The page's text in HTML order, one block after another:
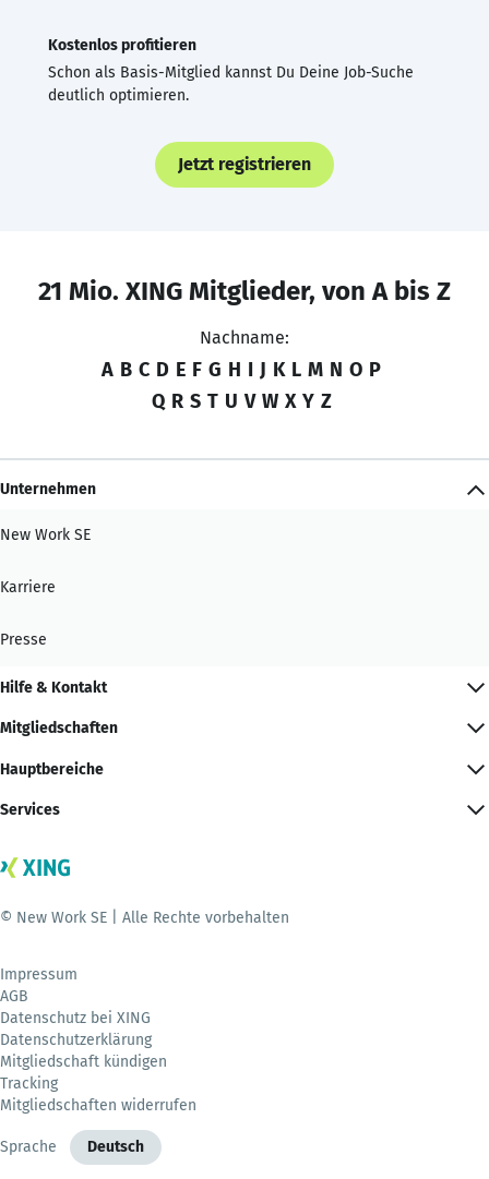
Kostenlos profitieren
Schon als Basis-Mitglied kannst Du Deine Job-Suche
deutlich optimieren.
Jetzt registrieren
21 Mio. XING Mitglieder, von A bis Z
Nachname:
A B C D E F G H I J K L M N O P
Q R S T U V W X Y Z
Unternehmen
New Work SE
Karriere
Presse
Hilfe & Kontakt
Mitgliedschaften
Hauptbereiche
Services
© New Work SE | Alle Rechte vorbehalten
Impressum
AGB
Datenschutz bei XING
Datenschutzerklärung
Mitgliedschaft kündigen
Tracking
Mitgliedschaften widerrufen
Sprache Deutsch